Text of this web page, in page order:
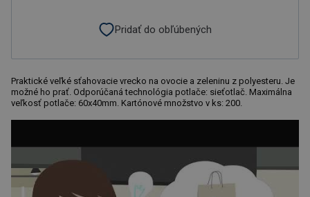
Pridať do obľúbených
Praktické veľké sťahovacie vrecko na ovocie a zeleninu z polyesteru. Je
možné ho prať. Odporúčaná technológia potlače: sieťotlač. Maximálna
veľkosť potlače: 60x40mm. Kartónové množstvo v ks: 200.